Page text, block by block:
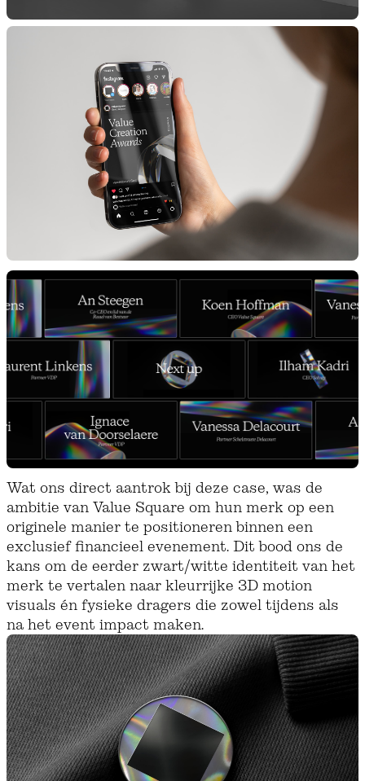
Wat ons direct aantrok bij deze case, was de
ambitie van Value Square om hun merk op een
originele manier te positioneren binnen een
exclusief financieel evenement. Dit bood ons de
kans om de eerder zwart/witte identiteit van het
merk te vertalen naar kleurrijke 3D motion
visuals én fysieke dragers die zowel tijdens als
na het event impact maken.